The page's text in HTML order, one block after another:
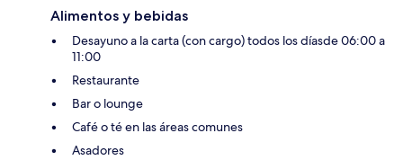
Alimentos y bebidas
Desayuno a la carta (con cargo) todos los díasde 06:00 a
11:00
Restaurante
Bar o lounge
Café o té en las áreas comunes
Asadores